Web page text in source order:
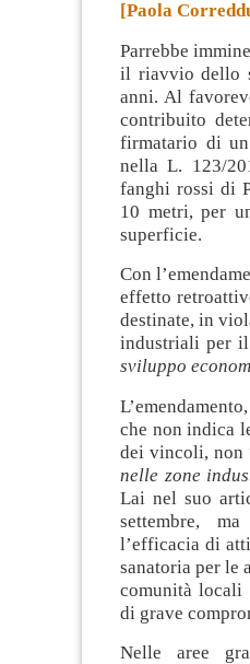
[Paola
Parrebbe
il riavvio dello
anni. Al
contribuito
firmatario di
nella L. 123/
fanghi rossi di
10 metri, per
superficie.
Con
effetto
destinate, in
industriali per il
sviluppo
che non indica
dei vincoli, non
nelle zone
Lai nel suo
settembre,
l’efficacia di
sanatoria per le
comunità
di grave
Nelle aree